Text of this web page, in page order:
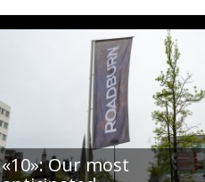
«10»: Our most